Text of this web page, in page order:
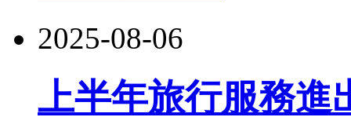
2025-08-06
上半年旅行服務進